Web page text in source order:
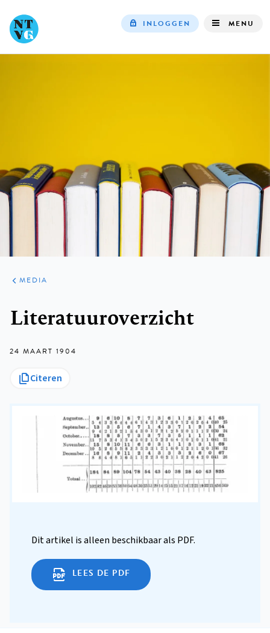
INLOGGEN MENU
ARTIKELEN
VARIA
MEDIA
Literatuuroverzicht
24 MAART 1904
Citeren
Dit artikel is alleen beschikbaar als PDF.
LEES DE PDF